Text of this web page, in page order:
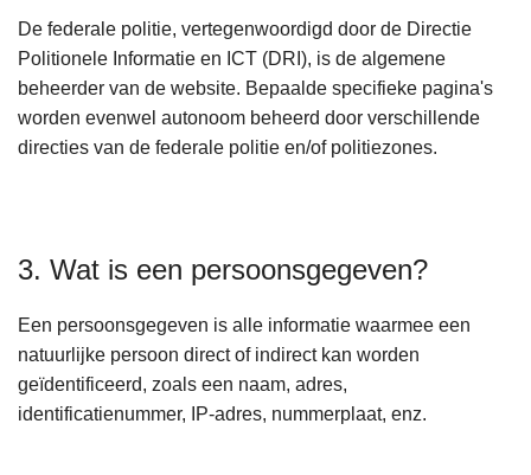
De federale politie, vertegenwoordigd door de Directie
Politionele Informatie en ICT (DRI), is de algemene
beheerder van de website. Bepaalde specifieke pagina's
worden evenwel autonoom beheerd door verschillende
directies van de federale politie en/of politiezones.
3. Wat is een persoonsgegeven?
Een persoonsgegeven is alle informatie waarmee een
natuurlijke persoon direct of indirect kan worden
geïdentificeerd, zoals een naam, adres,
identificatienummer, IP-adres, nummerplaat, enz.